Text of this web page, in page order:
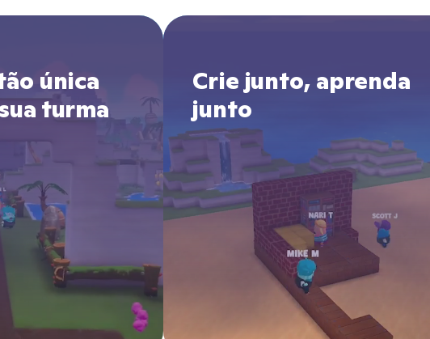
única
turma
Crie junto, aprenda
junto